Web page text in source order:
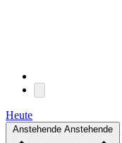
Heute
Anstehende Anstehende